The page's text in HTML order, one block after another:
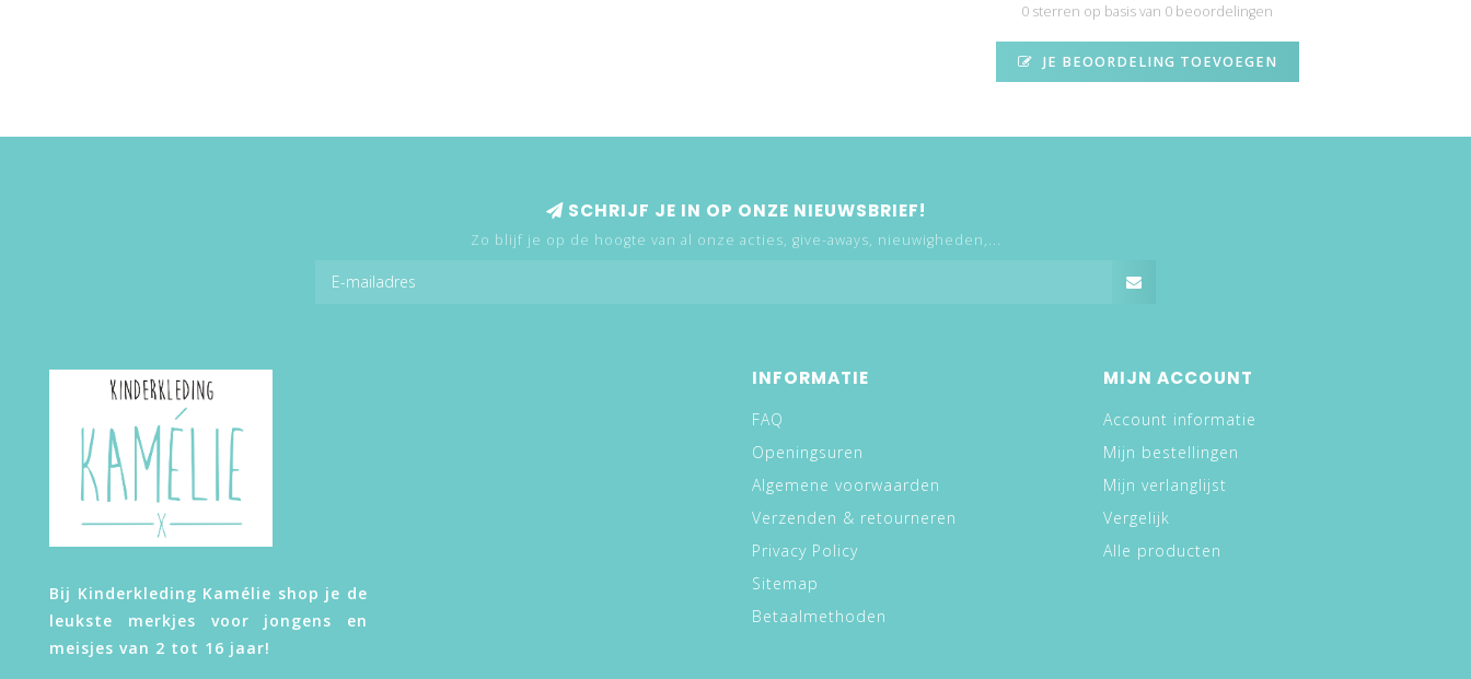
0 sterren op basis van 0 beoordelingen
JE BEOORDELING TOEVOEGEN
SCHRIJF JE IN OP ONZE NIEUWSBRIEF!
Zo blijf je op de hoogte van al onze acties, give-aways, nieuwigheden,...
Bij Kinderkleding Kamélie shop je de
leukste merkjes voor jongens en
meisjes van 2 tot 16 jaar!
INFORMATIE
FAQ
Openingsuren
Algemene voorwaarden
Verzenden & retourneren
Privacy Policy
Sitemap
Betaalmethoden
MIJN ACCOUNT
Account informatie
Mijn bestellingen
Mijn verlanglijst
Vergelijk
Alle producten